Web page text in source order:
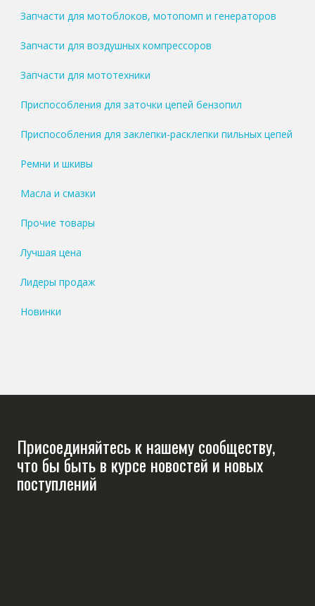
Запчасти для мотоблоков, мотопомп и генераторов
Запчасти для воздушных компрессоров
Запчасти для мототехники
Приспособления для заточки цепей бензопил
Приспособления для заклепки-расклепки пильных цепей
Ремни и шкивы
Масла и смазки
Прочие товары
Лучшая цена
Лидеры продаж
Новинки
Присоединяйтесь к нашему сообществу,
что бы быть в курсе новостей и новых
поступлений